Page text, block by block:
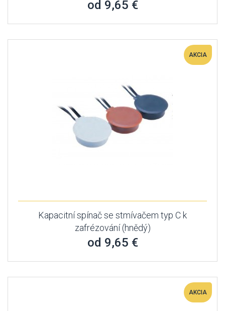
od 9,65 €
AKCIA
Kapacitní spínač se stmívačem typ C k
zafrézování (hnědý)
od 9,65 €
AKCIA